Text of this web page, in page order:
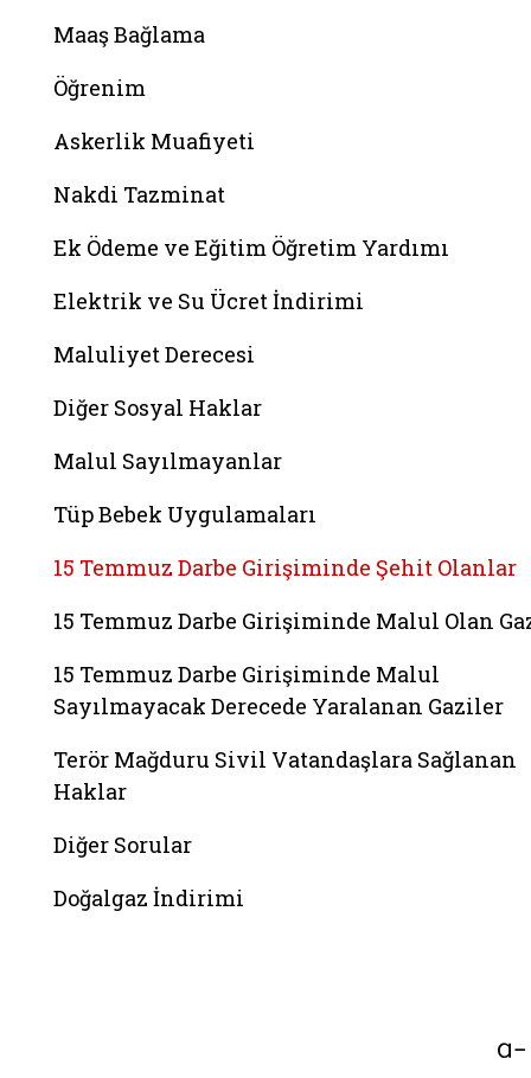
Maaş Bağlama
Öğrenim
Askerlik Muafiyeti
Nakdi Tazminat
Ek Ödeme ve Eğitim Öğretim Yardımı
Elektrik ve Su Ücret İndirimi
Maluliyet Derecesi
Diğer Sosyal Haklar
Malul Sayılmayanlar
Tüp Bebek Uygulamaları
15 Temmuz Darbe Girişiminde Şehit Olanlar
15 Temmuz Darbe Girişiminde Malul Olan
15 Temmuz Darbe Girişiminde Malul
Sayılmayacak Derecede Yaralanan Gaziler
Terör Mağduru Sivil Vatandaşlara Sağlanan
Haklar
Diğer Sorular
Doğalgaz İndirimi